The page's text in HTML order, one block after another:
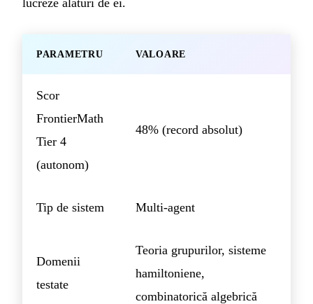
PARAMETRU VALOARE
Scor
FrontierMath
Tier 4
(autonom)
48% (record absolut)
Tip de sistem Multi-agent
Domenii
testate
Teoria grupurilor, sisteme
hamiltoniene,
combinatorică algebrică